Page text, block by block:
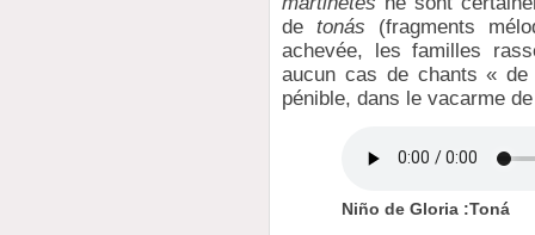
detonás (fragments
achevée, les familles
aucun cas de chants «
pénible, dans le vacarme
Niño de Gloria :Toná